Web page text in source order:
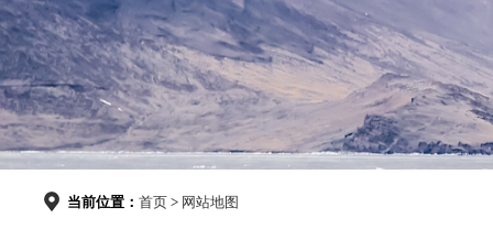
当前位置： 首页 > 网站地图